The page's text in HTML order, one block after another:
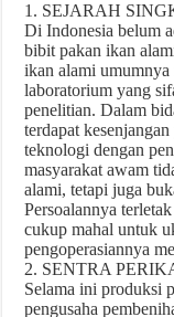
1. SEJARAH
Di Indonesia belum
bibit pakan ikan
ikan alami umumnya
laboratorium yang
penelitian. Dalam
terdapat
teknologi dengan
masyarakat awam
alami, tetapi juga
Persoalannya
cukup mahal untuk
pengoperasiannya
2. SENTRA
Selama ini produksi
pengusaha